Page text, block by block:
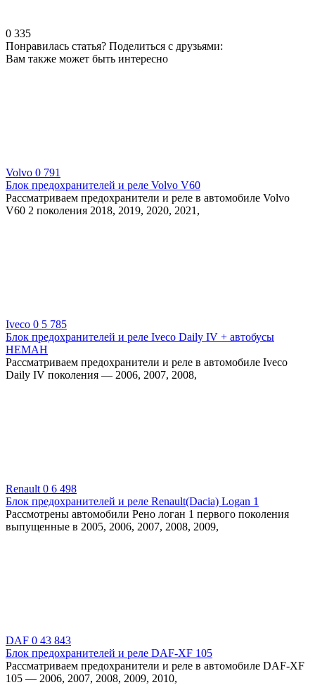
0 335
Понравилась статья? Поделиться с друзьями:
Вам также может быть интересно
Volvo 0 791
Блок предохранителей и реле Volvo V60
Рассматриваем предохранители и реле в автомобиле Volvo
V60 2 поколения 2018, 2019, 2020, 2021,
Iveco 0 5 785
Блок предохранителей и реле Iveco Daily IV + автобусы
НЕМАН
Рассматриваем предохранители и реле в автомобиле Iveco
Daily IV поколения — 2006, 2007, 2008,
Renault 0 6 498
Блок предохранителей и реле Renault(Dacia) Logan 1
Рассмотрены автомобили Рено логан 1 первого поколения
выпущенные в 2005, 2006, 2007, 2008, 2009,
DAF 0 43 843
Блок предохранителей и реле DAF-XF 105
Рассматриваем предохранители и реле в автомобиле DAF-XF
105 — 2006, 2007, 2008, 2009, 2010,